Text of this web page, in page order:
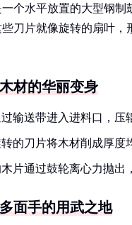
个水平放置的大型钢制
刀片就像旋转的扇叶
材的华丽变身
过输送带进入进料口，
转的刀片将木材削成厚
木片通过鼓轮离心力抛
面手的用武之地